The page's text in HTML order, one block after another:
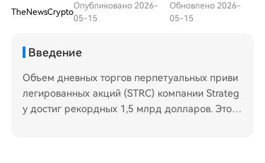
TheNewsCrypto
Опубликовано 2026-
05-15
Обновлено 2026-
05-15
Введение
Объем дневных торгов перпетуальных приви
легированных акций (STRC) компании Strateg
y достиг рекордных 1,5 млрд долларов. Этот